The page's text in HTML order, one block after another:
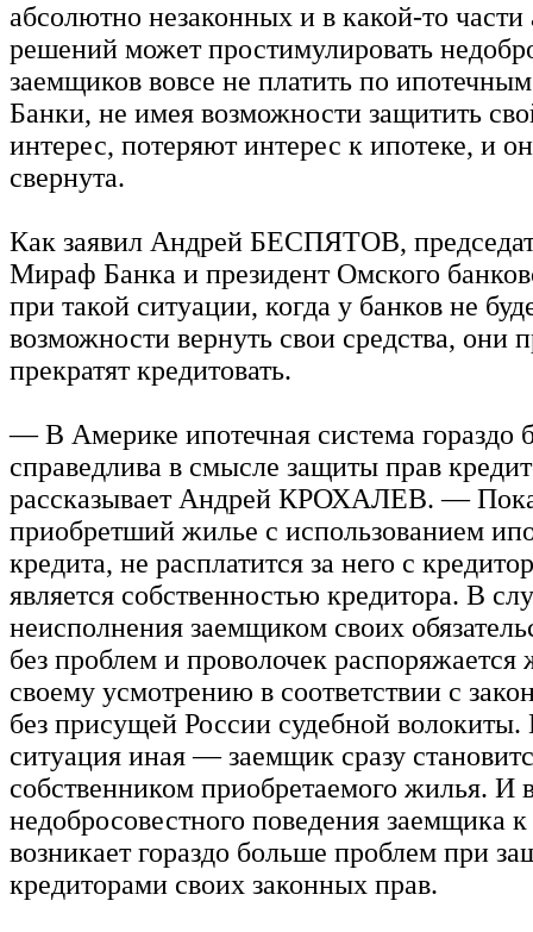
абсолютно незаконных и в какой-то
решений может простимулировать
заемщиков вовсе не платить по
Банки, не имея возможности защитить
интерес, потеряют интерес к ипотеке, и
свернута.
Как заявил Андрей БЕСПЯТОВ,
Мираф Банка и президент Омского
при такой ситуации, когда у банков не
возможности вернуть свои средства, они
прекратят кредитовать.
— В Америке ипотечная система гораздо
справедлива в смысле защиты прав
рассказывает Андрей КРОХАЛЕВ. —
приобретший жилье с использованием
кредита, не расплатится за него с
является собственностью кредитора. В
неисполнения заемщиком своих
без проблем и проволочек
своему усмотрению в соответствии с
без присущей России судебной
ситуация иная — заемщик сразу
собственником приобретаемого жилья. И
недобросовестного поведения заемщика
возникает гораздо больше проблем при
кредиторами своих законных прав.